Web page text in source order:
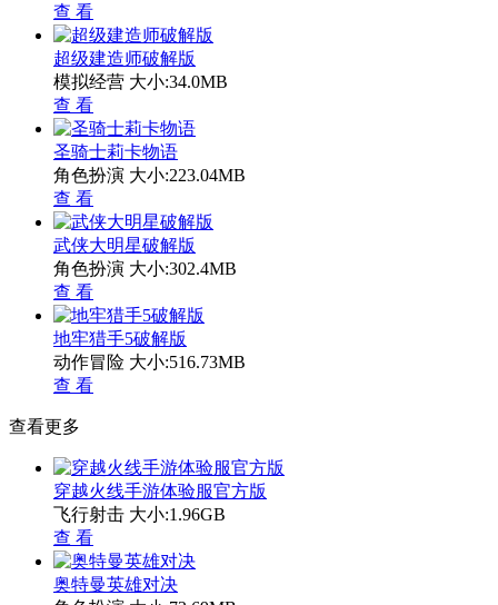
查 看
超级建造师破解版
模拟经营 大小:34.0MB
查 看
圣骑士莉卡物语
角色扮演 大小:223.04MB
查 看
武侠大明星破解版
角色扮演 大小:302.4MB
查 看
地牢猎手5破解版
动作冒险 大小:516.73MB
查 看
查看更多
穿越火线手游体验服官方版
飞行射击 大小:1.96GB
查 看
奥特曼英雄对决